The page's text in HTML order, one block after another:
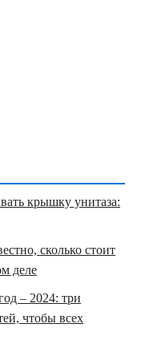
крышку унитаза:
сколько стоит
деле
– 2024: три
чтобы всех